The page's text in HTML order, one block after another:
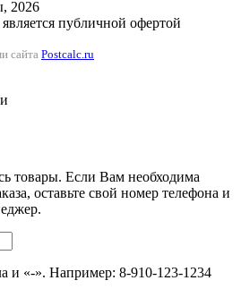
2026
публичной офертой
сайта Postcalc.ru
товары. Если Вам необходима
оставьте свой номер телефона и
и «-». Например: 8-910-123-1234